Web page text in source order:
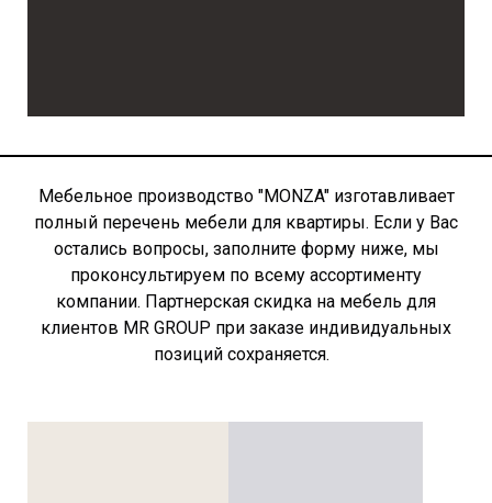
Мебельное производство "MONZA" изготавливает
полный перечень мебели для квартиры. Если у Вас
остались вопросы, заполните форму ниже, мы
проконсультируем по всему ассортименту
компании. Партнерская скидка на мебель для
клиентов MR GROUP при заказе индивидуальных
позиций сохраняется.